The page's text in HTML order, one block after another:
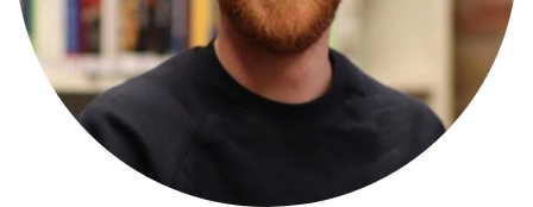
Governance
Europa & Green Deal
Themen Übersicht
Soziales Nachhaltigkeitsbarometer